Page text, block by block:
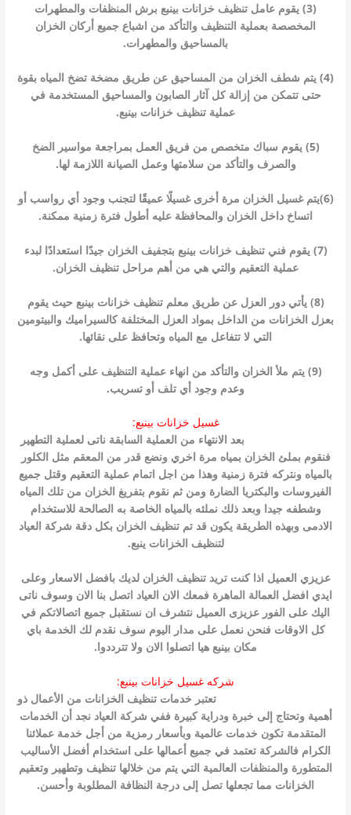
(3) يقوم عامل تنظيف خزانات بينبع برش المنظفات والمطهرات
المخصصة بعملية التنظيف والتأكد من اشباع جميع أركان الخزان
بالمساحيق والمطهرات.
(4) يتم شطف الخزان من المساحيق عن طريق مضخة تضخ المياه بقوة
حتى تتمكن من إزالة كل آثار الصابون والمساحيق المستخدمة في
عملية تنظيف خزانات بينبع.
(5) يقوم سباك متخصص من فريق العمل بمراجعة مواسير الضخ
والصرف والتأكد من سلامتها وعمل الصيانة اللازمة لها.
(6)يتم غسيل الخزان مرة أخرى غسيلًا عميقًا لتجنب وجود أي رواسب أو
اتساخ داخل الخزان والمحافظة عليه أطول فترة زمنية ممكنة.
(7) يقوم فني تنظيف خزانات بينبع بتجفيف الخزان جيدًا استعدادًا لبدء
عملية التعقيم والتي هي من أهم مراحل تنظيف الخزان.
(8) يأتي دور العزل عن طريق معلم تنظيف خزانات بينبع حيث يقوم
بعزل الخزانات من الداخل بمواد العزل المختلفة كالسيراميك والبيتومين
التي لا تتفاعل مع المياه وتحافظ على نقائها.
(9) يتم ملأ الخزان والتأكد من انهاء عملية التنظيف على أكمل وجه
وعدم وجود أي تلف أو تسريب.
غسيل خزانات بينبع:
بعد الانتهاء من العملية السابقة ناتى لعملية التطهير
فنقوم بملئ الخزان بمياه مرة اخري ونضع قدر من المعقم مثل الكلور
بالمياه ونتركه فترة زمنية وهذا من اجل اتمام عملية التعقيم وقتل جميع
الفيروسات والبكتريا الضارة ومن ثم نقوم بتفريغ الخزان من تلك المياه
وشطفه جيدا وبعد ذلك نملئه بالمياه الخاصة به الصالحة للاستخدام
الادمى وبهذه الطريقة يكون قد تم تنظيف الخزان بكل دقة شركة العياد
لتنظيف الخزانات ينبع.
عزيزي العميل اذا كنت تريد تنظيف الخزان لديك بافضل الاسعار وعلى
ايدي افضل العمالة الماهرة فمعك الان العياد اتصل بنا الان وسوف ناتى
اليك على الفور عزيزى العميل نتشرف ان نستقبل جميع اتصالاتكم في
كل الاوقات فنحن نعمل على مدار اليوم سوف نقدم لك الخدمة باي
مكان بينبع هيا اتصلوا الان ولا تترددوا.
شركه غسيل خزانات بينبع:
تعتبر خدمات تنظيف الخزانات من الأعمال ذو
أهمية وتحتاج إلى خبرة ودراية كبيرة ففي شركة العياد نجد أن الخدمات
المتقدمة تكون خدمات عالمية وبأسعار رمزية من أجل خدمة عملائنا
الكرام فالشركة تعتمد في جميع أعمالها على استخدام أفضل الأساليب
المتطورة والمنظفات العالمية التي يتم من خلالها تنظيف وتطهير وتعقيم
الخزانات مما تجعلها تصل إلى درجة النظافة المطلوبة وأحسن.